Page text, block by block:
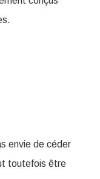
envie de céder
toutefois être